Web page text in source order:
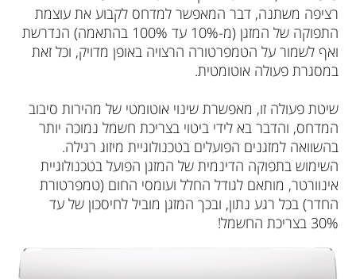
רציפה משתנה, דבר המאפשר למדחס לקבוע את עוצמת
התפוקה של המזגן (מ-10% עד 100% בהתאמה) הנדרשת
ואף לשמור על הטמפרטורה הרצויה באופן מדויק, וכל זאת
במסגרת פעולה אוטומטית.
שיטת פעולה זו, מאפשרת שינוי אוטומטי של מהירות סיבוב
המדחס, והדבר בא לידי ביטוי בצריכת חשמל נמוכה יותר
בהשוואה למזגנים הפועלים בטכנולוגיית מיזוג רגילה.
השימוש בתפוקה הדינמית של המזגן הפועל בטכנולוגיית
אינוורטר, מותאם לגודל החלל ועומסי החום (טמפרטורת
החדר) בכל רגע נתון, ובכך המזגן מוביל לחיסכון של עד
30% בצריכת החשמל!